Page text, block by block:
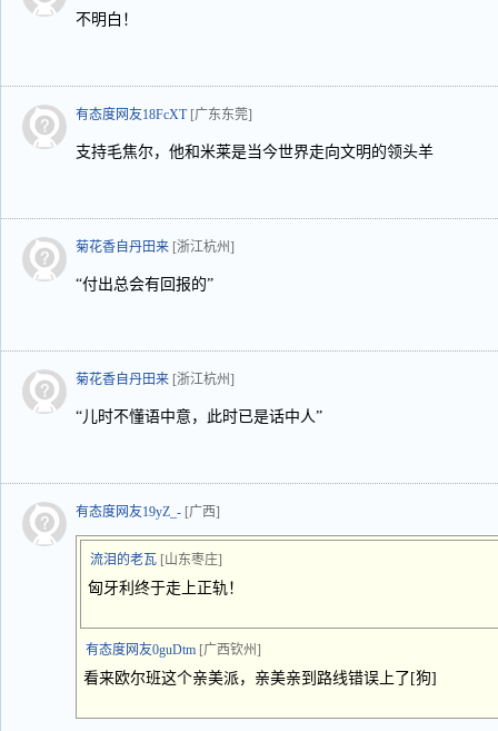
不明白！
有态度网友18FcXT [广东东莞]
支持毛焦尔，他和米莱是当今世界走向文明的领头羊
菊花香自丹田来 [浙江杭州]
“付出总会有回报的”
菊花香自丹田来 [浙江杭州]
“儿时不懂语中意，此时已是话中人”
有态度网友19yZ_- [广西]
流泪的老瓦 [山东枣庄]
匈牙利终于走上正轨！
有态度网友0guDtm [广西钦州]
看来欧尔班这个亲美派，亲美亲到路线错误上了[狗]